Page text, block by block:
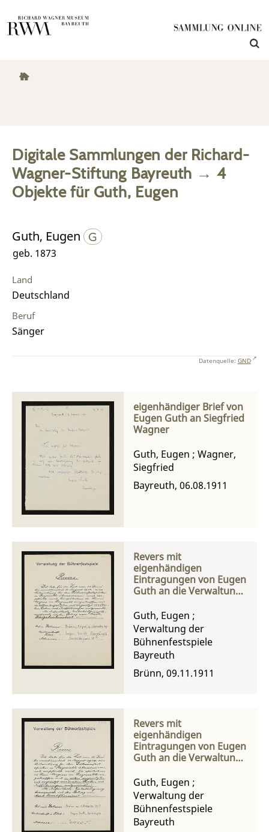
Digitale Sammlungen der Richard-
Wagner-Stiftung Bayreuth → 4
Objektefür Guth, Eugen
Guth, Eugen
geb. 1873
Land
Deutschland
Beruf
Sänger
Datenquelle: GND
eigenhändiger Brief von
Eugen Guth an Siegfried
Wagner
Guth, Eugen ; Wagner,
Siegfried
Bayreuth, 06.08.1911
Revers mit
eigenhändigen
Eintragungen von Eugen
Guth an die Verwaltung
Guth, Eugen ;
Verwaltung der
Bühnenfestspiele
Bayreuth
Brünn, 09.11.1911
Revers mit
eigenhändigen
Eintragungen von Eugen
Guth an die Verwaltung
Guth, Eugen ;
Verwaltung der
Bühnenfestspiele
Bayreuth